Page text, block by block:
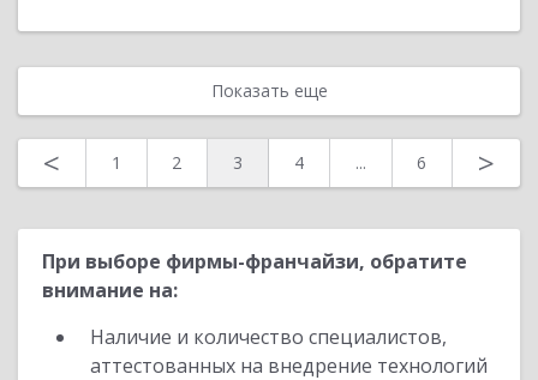
Показать еще
< 1 2 3 4 ... 6 >
При выборе фирмы-франчайзи, обратите
внимание на:
Наличие и количество специалистов,
аттестованных на внедрение технологий